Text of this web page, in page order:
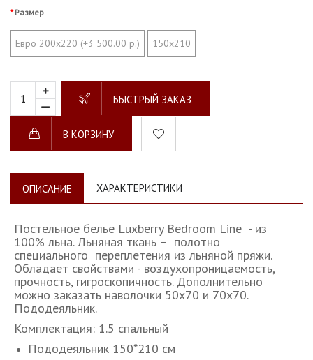
Размер
Евро 200х220 (+3 500.00 р.) 150х210
БЫСТРЫЙ ЗАКАЗ
В КОРЗИНУ
ОПИСАНИЕ ХАРАКТЕРИСТИКИ
Постельное белье Luxberry Bedroom Line - из
100% льна. Льняная ткань – полотно
специального переплетения из льняной пряжи.
Обладает свойствами - воздухопроницаемость,
прочность, гигроскопичность. Дополнительно
можно заказать наволочки 50х70 и 70х70.
Пододеяльник.
Комплектация: 1.5 спальный
Пододеяльник 150*210 см